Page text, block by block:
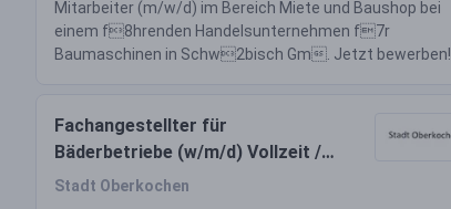
Mitarbeiter (m/w/d) im Bereich Miete und Baushop bei
einem f8hrenden Handelsunternehmen f7r
Baumaschinen in Schw2bisch Gm. Jetzt bewerben!
Fachangestellter für
Bäderbetriebe (w/m/d) Vollzeit /
Teilzeit
Stadt Oberkochen